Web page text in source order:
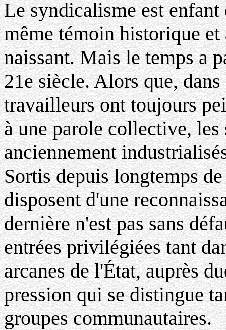
Le syndicalisme est
même témoin historique
naissant. Mais le temps a
21e siècle. Alors que,
travailleurs ont toujours
à une parole collective,
anciennement
Sortis depuis longtemps
disposent d'une
dernière n'est pas sans
entrées privilégiées tant
arcanes de l'État, auprès
pression qui se distingue
groupes communautaires.